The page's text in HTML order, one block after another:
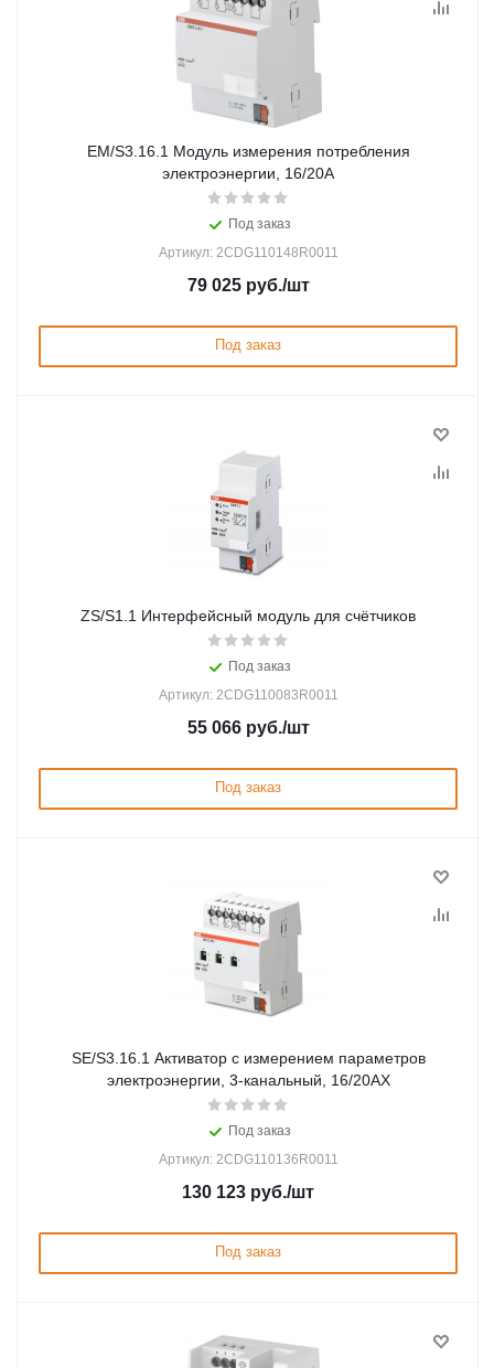
EM/S3.16.1 Модуль измерения потребления
электроэнергии, 16/20А
Под заказ
Артикул: 2CDG110148R0011
79 025руб./шт
Под заказ
ZS/S1.1 Интерфейсный модуль для счётчиков
Под заказ
Артикул: 2CDG110083R0011
55 066руб./шт
Под заказ
SE/S3.16.1 Активатор с измерением параметров
электроэнергии, 3-канальный, 16/20AX
Под заказ
Артикул: 2CDG110136R0011
130 123 руб./шт
Под заказ